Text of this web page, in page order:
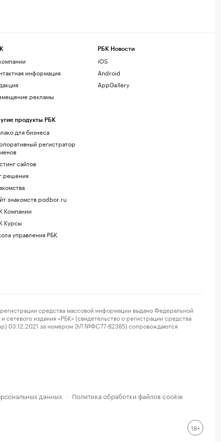
информация
рекламы
продукты РБК
для бизнеса
регистратор
сайтов
знакомств podbor.ru
Компании
Курсы
управления РБК
РБК Новости
iOS
Android
AppGallery
средства массовой информации выдано Федеральной
издания «РБК» (свидетельство о регистрации средства
03.12.2021 за номером ЭЛ №ФС77-82385) сопровождаются
данных · Политика обработки файлов cookie
18+